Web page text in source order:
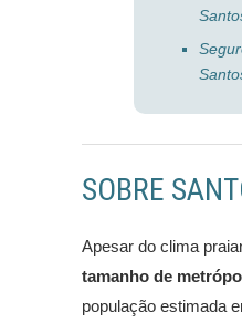
SOBRE
Apesar do clima
tamanho de
população estimada